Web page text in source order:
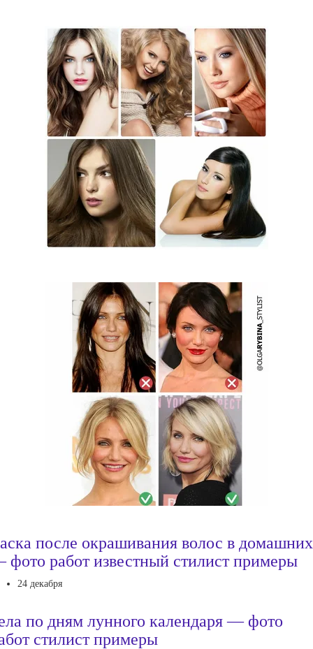
после окрашивания волос в домашних
работ известный стилист примеры
24 декабря
по дням лунного календаря — фото
стилист примеры